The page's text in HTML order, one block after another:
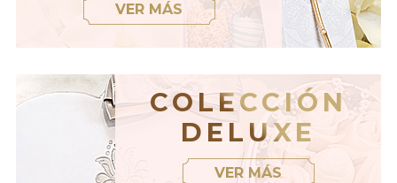
VER MÁS
COLECCIÓN
DELUXE
VER MÁS